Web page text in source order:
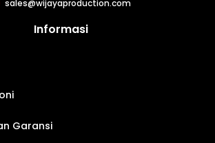
sales@wijayaproduction.com
Informasi
Garansi